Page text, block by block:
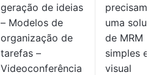
geração de ideias
– Modelos de
organização de
tarefas –
Videoconferência
precisam
uma
de MRM
simples e
visual